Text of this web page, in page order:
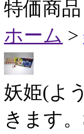
特価商品
ホーム >
妖姫(よ
きます